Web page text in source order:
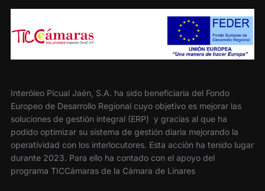
Interóleo Picual Jaén, S.A. ha sido beneficiaria del Fondo
Europeo de Desarrollo Regional cuyo objetivo es mejorar las
soluciones de gestión integral (ERP) y gracias al que ha
podido optimizar su sistema de gestión diaria mejorando la
operatividad con los interlocutores. Esta acción ha tenido lugar
durante 2023. Para ello ha contado con el apoyo del
programa TICCámaras de la Cámara de Linares